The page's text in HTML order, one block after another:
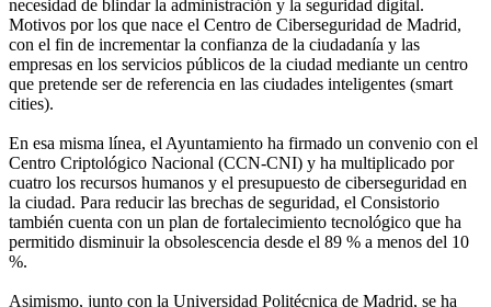
necesidad de blindar la administración y la seguridad digital.
Motivos por los que nace el Centro de Ciberseguridad de Madrid,
con el fin de incrementar la confianza de la ciudadanía y las
empresas en los servicios públicos de la ciudad mediante un centro
que pretende ser de referencia en las ciudades inteligentes (smart
cities).
En esa misma línea, el Ayuntamiento ha firmado un convenio con el
Centro Criptológico Nacional (CCN-CNI) y ha multiplicado por
cuatro los recursos humanos y el presupuesto de ciberseguridad en
la ciudad. Para reducir las brechas de seguridad, el Consistorio
también cuenta con un plan de fortalecimiento tecnológico que ha
permitido disminuir la obsolescencia desde el 89 % a menos del 10
%.
Asimismo, junto con la Universidad Politécnica de Madrid, se ha